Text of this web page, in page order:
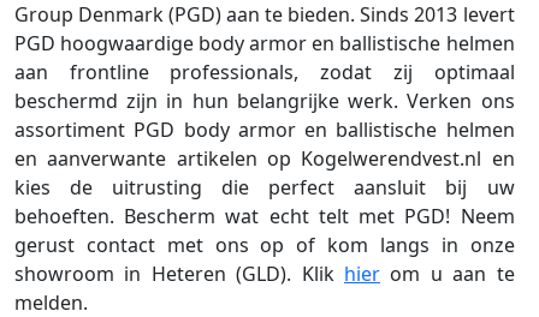
Group Denmark (PGD) aan te bieden. Sinds 2013 levert
PGD hoogwaardige body armor en ballistische helmen
aan frontline professionals, zodat zij optimaal
beschermd zijn in hun belangrijke werk. Verken ons
assortiment PGD body armor en ballistische helmen
en aanverwante artikelen op Kogelwerendvest.nl en
kies de uitrusting die perfect aansluit bij uw
behoeften. Bescherm wat echt telt met PGD! Neem
gerust contact met ons op of kom langs in onze
showroom in Heteren (GLD). Klik hierom u aan te
melden.